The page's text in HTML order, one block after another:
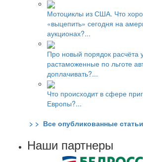
Мотоциклы из США. Что
«выцепить» сегодня на
аукционах?...
Про новый порядок расчёта
растаможенные по льготе
доплачивать?...
Что происходит в сфере
Европы?...
> > Все опубликованные статьи
Наши партнеры